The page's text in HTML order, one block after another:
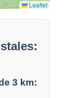
Leaflet
3 km: